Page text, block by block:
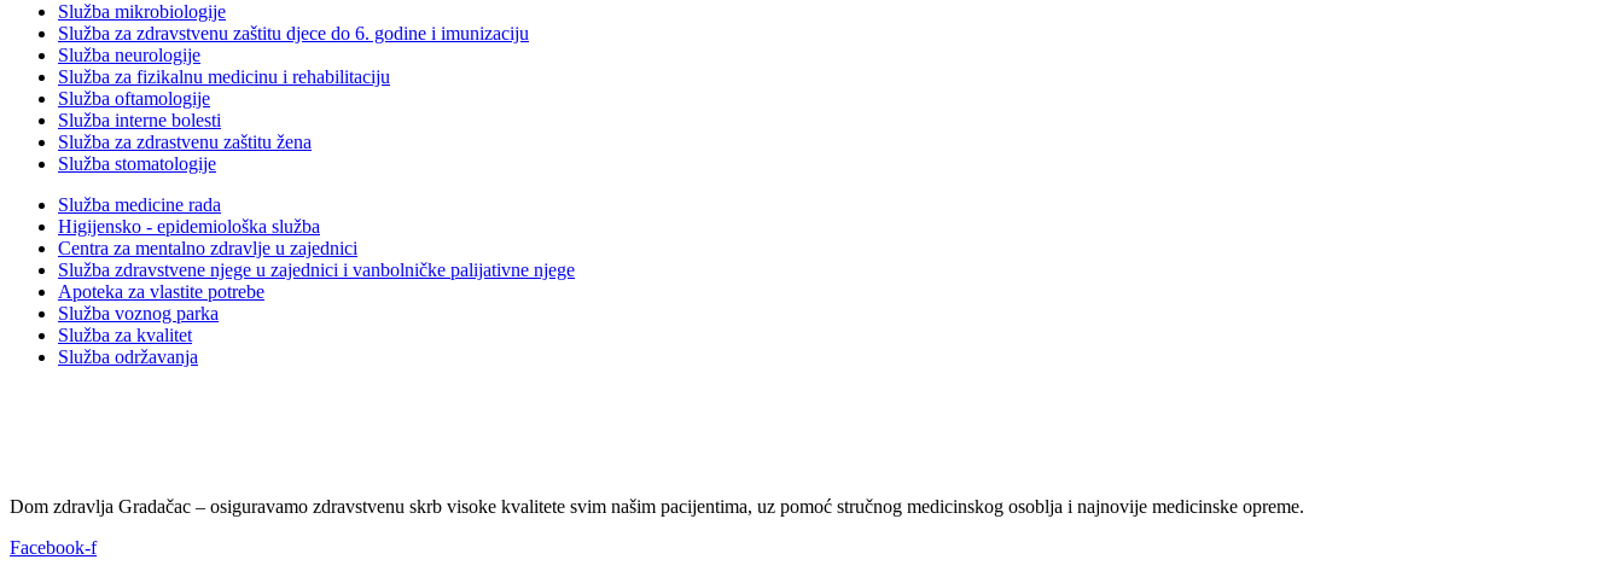
Služba mikrobiologije
Služba za zdravstvenu zaštitu djece do 6. godine i imunizaciju
Služba neurologije
Služba za fizikalnu medicinu i rehabilitaciju
Služba oftamologije
Služba interne bolesti
Služba za zdrastvenu zaštitu žena
Služba stomatologije
Služba medicine rada
Higijensko - epidemiološka služba
Centra za mentalno zdravlje u zajednici
Služba zdravstvene njege u zajednici i vanbolničke palijativne njege
Apoteka za vlastite potrebe
Služba voznog parka
Služba za kvalitet
Služba održavanja
Dom zdravlja Gradačac – osiguravamo zdravstvenu skrb visoke kvalitete svim našim pacijentima, uz pomoć stručnog medicinskog osoblja i najnovije medicinske opreme.
Facebook-f